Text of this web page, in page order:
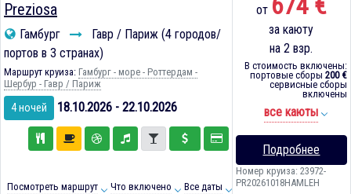
Preziosa
Гамбург
Гавр / Париж (4 городов/
портов в 3 странах)
Маршрут круиза: Гамбург - море - Роттердам -
Шербур - Гавр / Париж
4 ночей 18.10.2026 - 22.10.2026
Посмотреть маршрут Что включено Все даты
от
за каюту
на 2 взр.
В стоимость включены:
портовые сборы 200 €
сервисные сборы
включены
все каюты
Подробнее
Номер круиза: 23972-
PR20261018HAMLEH